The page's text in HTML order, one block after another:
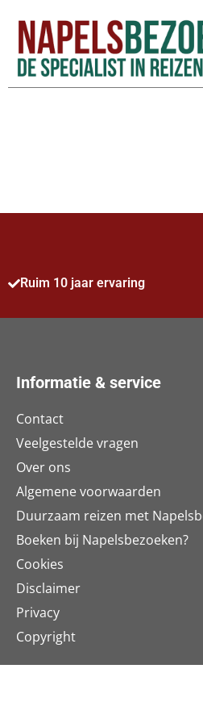
Ruim 10 jaar ervaring
Informatie & service
Contact
Veelgestelde vragen
Over ons
Algemene voorwaarden
Duurzaam reizen met
Boeken bij Napelsbezoeken?
Cookies
Disclaimer
Privacy
Copyright